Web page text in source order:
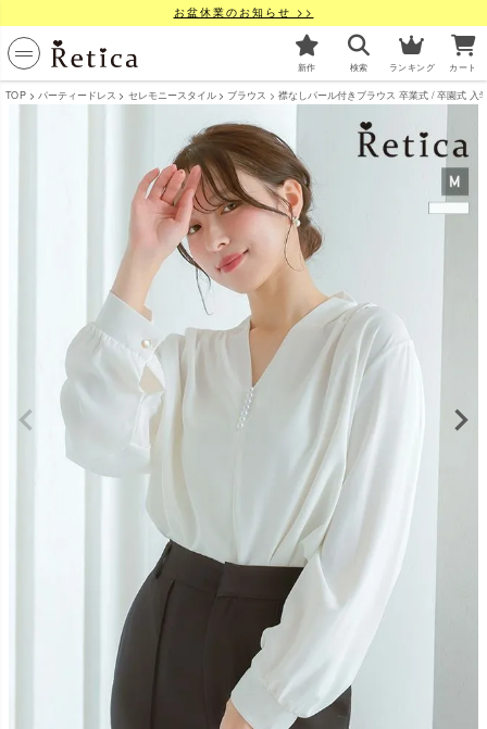
お盆休業のお知らせ >>
新作 検索 ランキング カート
TOP パーティードレス セレモニースタイル ブラウス 襟なしパール付きブラウス 卒業式 / 卒園式 入